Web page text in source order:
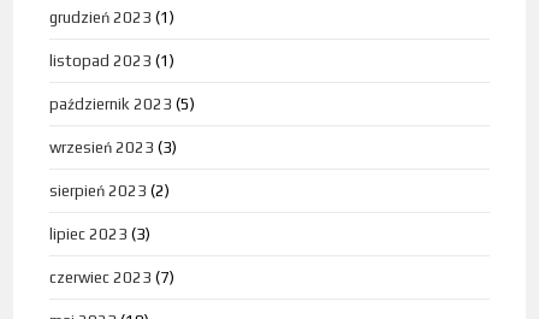
grudzień 2023 (1)
listopad 2023 (1)
październik 2023 (5)
wrzesień 2023 (3)
sierpień 2023 (2)
lipiec 2023 (3)
czerwiec 2023 (7)